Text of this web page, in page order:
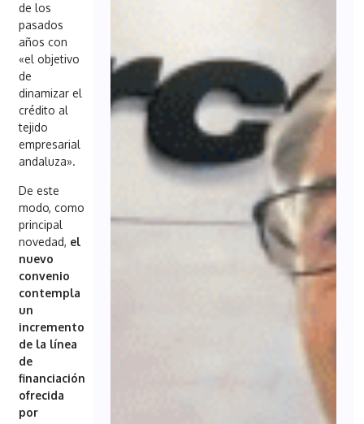
de los
pasados
años con
«el objetivo
de
dinamizar el
crédito al
tejido
empresarial
andaluza».
De este
modo, como
principal
novedad, el
nuevo
convenio
contempla
un
incremento
de la línea
de
financiación
ofrecida
por